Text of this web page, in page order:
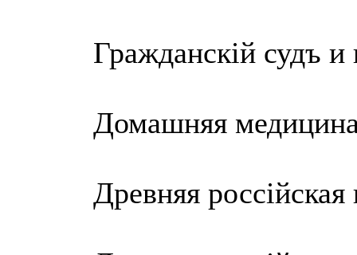
Гражданскiй судъ и
Домашняя
Древняя